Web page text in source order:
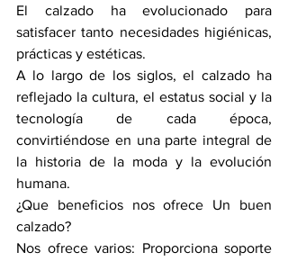
El calzado ha evolucionado para
satisfacer tanto necesidades higiénicas,
prácticas y estéticas.
A lo largo de los siglos, el calzado ha
reflejado la cultura, el estatus social y la
tecnología de cada época,
convirtiéndose en una parte integral de
la historia de la moda y la evolución
humana.
¿Que beneficios nos ofrece Un buen
calzado?
Nos ofrece varios: Proporciona soporte